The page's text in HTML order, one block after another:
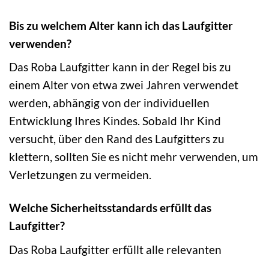
Bis zu welchem Alter kann ich das Laufgitter
verwenden?
Das Roba Laufgitter kann in der Regel bis zu
einem Alter von etwa zwei Jahren verwendet
werden, abhängig von der individuellen
Entwicklung Ihres Kindes. Sobald Ihr Kind
versucht, über den Rand des Laufgitters zu
klettern, sollten Sie es nicht mehr verwenden, um
Verletzungen zu vermeiden.
Welche Sicherheitsstandards erfüllt das
Laufgitter?
Das Roba Laufgitter erfüllt alle relevanten